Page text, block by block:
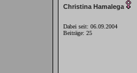
Christina Hamalega
Dabei seit: 06.09.2004
Beiträge: 25